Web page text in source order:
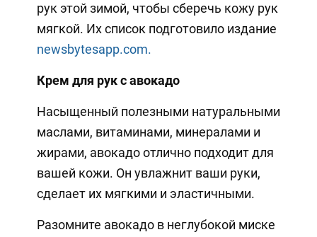
рук этой зимой, чтобы сберечь кожу рук
мягкой. Их список подготовило издание
newsbytesapp.com.
Крем для рук с авокадо
Насыщенный полезными натуральными
маслами, витаминами, минералами и
жирами, авокадо отлично подходит для
вашей кожи. Он увлажнит ваши руки,
сделает их мягкими и эластичными.
Разомните авокадо в неглубокой миске